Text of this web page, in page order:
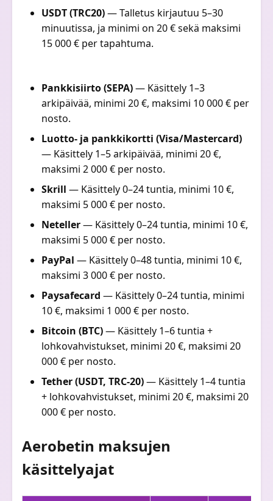
USDT (TRC20)— Talletus kirjautuu 5–30
minuutissa, ja minimi on 20 € sekä maksimi
15 000 € per tapahtuma.
Pankkisiirto (SEPA)— Käsittely 1–3
arkipäivää, minimi 20 €, maksimi 10 000 € per
nosto.
Luotto- ja pankkikortti (Visa/Mastercard)
— Käsittely 1–5 arkipäivää, minimi 20 €,
maksimi 2 000 € per nosto.
Skrill — Käsittely 0–24 tuntia, minimi 10 €,
maksimi 5 000 € per nosto.
Neteller— Käsittely 0–24 tuntia, minimi 10 €,
maksimi 5 000 € per nosto.
PayPal — Käsittely 0–48 tuntia, minimi 10 €,
maksimi 3 000 € per nosto.
Paysafecard — Käsittely 0–24 tuntia, minimi
10 €, maksimi 1 000 € per nosto.
Bitcoin (BTC)— Käsittely 1–6 tuntia +
lohkovahvistukset, minimi 20 €, maksimi 20
000 € per nosto.
Tether (USDT, TRC-20)— Käsittely 1–4 tuntia
+ lohkovahvistukset, minimi 20 €, maksimi 20
000 € per nosto.
Aerobetin maksujen
käsittelyajat